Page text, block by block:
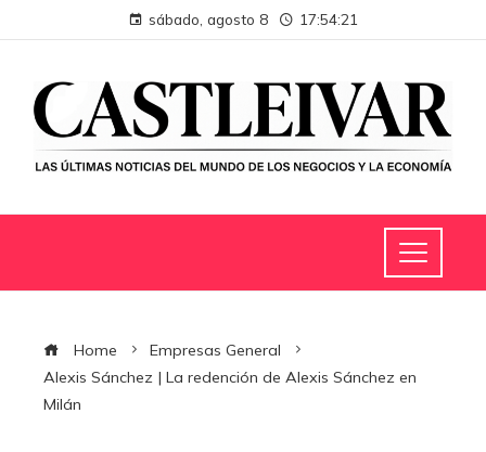
sábado, agosto 8 17:54:22
Home
Empresas General
Alexis Sánchez | La redención de Alexis Sánchez en
Milán